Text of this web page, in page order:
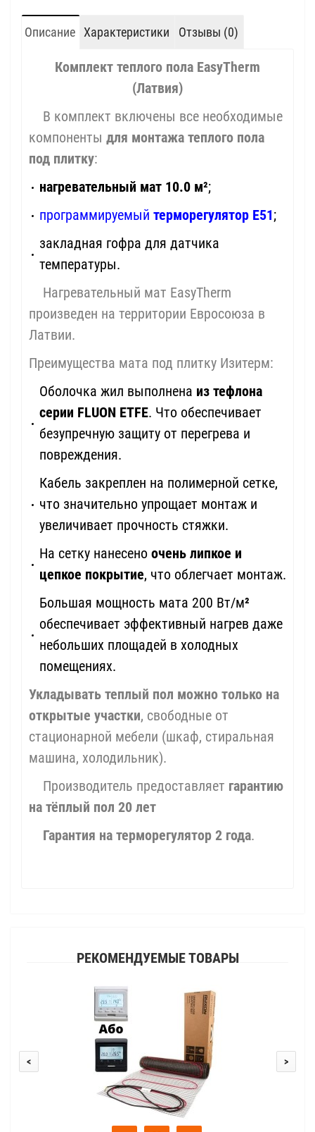
Описание Характеристики Отзывы (0)
Комплект теплого пола EasyTherm
(Латвия)
В комплект включены все необходимые
компоненты для монтажа теплого пола
под плитку:
нагревательный мат 10.0 м²;
программируемый терморегулятор Е51;
закладная гофра для датчика
температуры.
Нагревательный мат EasyTherm
произведен на территории Евросоюза в
Латвии.
Преимущества мата под плитку Изитерм:
Оболочка жил выполнена из тефлона
серии FLUON ETFE. Что обеспечивает
безупречную защиту от перегрева и
повреждения.
Кабель закреплен на полимерной сетке,
что значительно упрощает монтаж и
увеличивает прочность стяжки.
На сетку нанесено очень липкое и
цепкое покрытие, что облегчает монтаж.
Большая мощность мата 200 Вт/м²
обеспечивает эффективный нагрев даже
небольших площадей в холодных
помещениях.
Укладывать теплый пол можно только на
открытые участки, свободные от
стационарной мебели (шкаф, стиральная
машина, холодильник).
Производитель предоставляет гарантию
на тёплый пол 20 лет
Гарантия на терморегулятор 2 года.
РЕКОМЕНДУЕМЫЕ ТОВАРЫ
< >